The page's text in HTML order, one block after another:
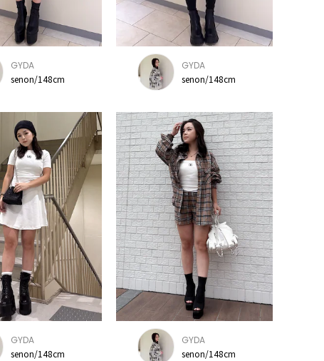
GYDA
senon/148cm
GYDA
senon/148cm
GYDA
senon/148cm
GYDA
senon/148cm